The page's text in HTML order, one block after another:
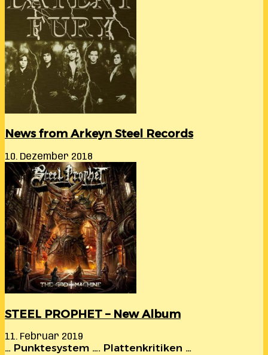
News from Arkeyn Steel Records
10. Dezember 2018
STEEL PROPHET – New Album
11. Februar 2019
… Punktesystem …. Plattenkritiken …